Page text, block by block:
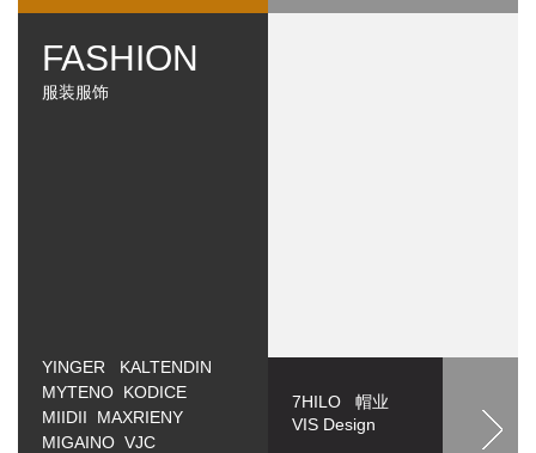
FASHION
服装服饰
YINGER KALTENDIN
MYTENO KODICE
MIIDII MAXRIENY
MIGAINO VJC
7HILO 帽业
VIS Design